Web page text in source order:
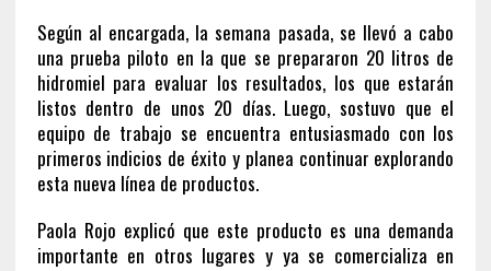
Según al encargada, la semana pasada, se llevó a cabo
una prueba piloto en la que se prepararon 20 litros de
hidromiel para evaluar los resultados, los que estarán
listos dentro de unos 20 días. Luego, sostuvo que el
equipo de trabajo se encuentra entusiasmado con los
primeros indicios de éxito y planea continuar explorando
esta nueva línea de productos.
Paola Rojo explicó que este producto es una demanda
importante en otros lugares y ya se comercializa en